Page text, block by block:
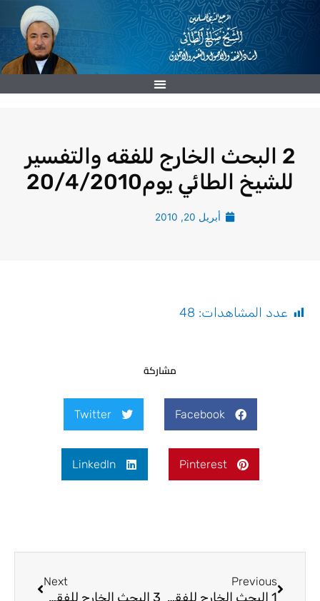
تخطي
2 البحث الخارج للفقه والتفسير
للشيخ الطائي يوم20/4/2010
أبريل 20, 2010
عدد المشاهدات: 48
مشاركة
Facebook
Twitter
Pinterest
LinkedIn
Previous
1 البحث الخارج للفقه والتفسير للشيخ الطائي يوم20/4/2010
Next
3 البحث الخارج للفقه والتفسير للشيخ الطائي يوم20/4/2010